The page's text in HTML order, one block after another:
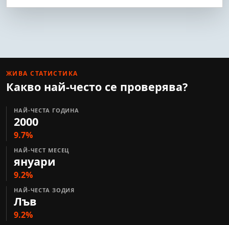
ЖИВА СТАТИСТИКА
Какво най-често се проверява?
НАЙ-ЧЕСТА ГОДИНА
2000
9.7%
НАЙ-ЧЕСТ МЕСЕЦ
януари
9.2%
НАЙ-ЧЕСТА ЗОДИЯ
Лъв
9.2%